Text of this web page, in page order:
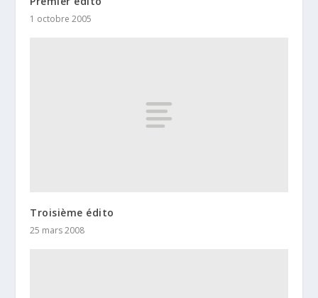
1 octobre 2005
Troisième édito
25 mars 2008